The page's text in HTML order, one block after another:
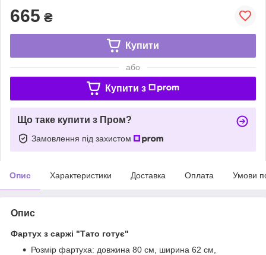
665 ₴
Купити
або
Купити з
Що таке купити з Пром?
Замовлення під захистом
Опис Характеристики Доставка Оплата Умови
Опис
Фартух з саржі "Тато готує"
Розмір фартуха: довжина 80 см, ширина 62 см,